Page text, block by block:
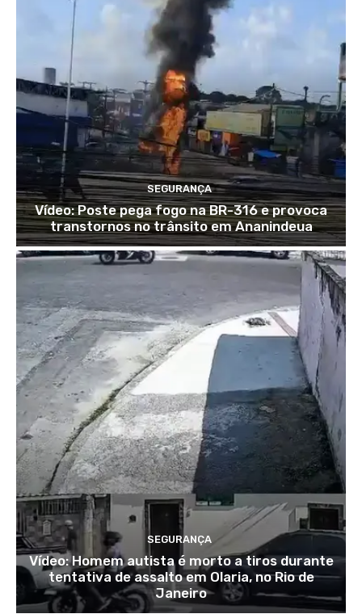
SEGURANÇA
Vídeo: Poste pega fogo na BR-316 e provoca
transtornos no trânsito em Ananindeua
SEGURANÇA
Vídeo: Homem autista é morto a tiros durante
tentativa de assalto em Olaria, no Rio de
Janeiro